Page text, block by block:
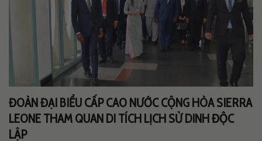
ĐOÀN ĐẠI BIỂU CẤP CAO NƯỚC CỘNG HÒA SIERRA
LEONE THAM QUAN DI TÍCH LỊCH SỬ DINH ĐỘC
LẬP